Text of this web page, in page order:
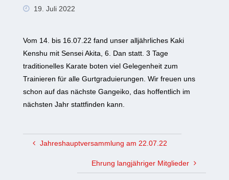
19. Juli 2022
Vom 14. bis 16.07.22 fand unser alljährliches Kaki
Kenshu mit Sensei Akita, 6. Dan statt. 3 Tage
traditionelles Karate boten viel Gelegenheit zum
Trainieren für alle Gurtgraduierungen. Wir freuen uns
schon auf das nächste Gangeiko, das hoffentlich im
nächsten Jahr stattfinden kann.
Jahreshauptversammlung am 22.07.22
Ehrung langjähriger Mitglieder